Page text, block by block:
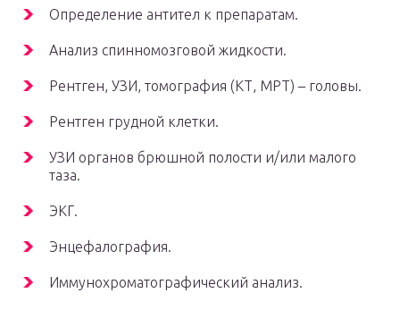
Определение антител к препаратам.
Анализ спинномозговой жидкости.
Рентген, УЗИ, томография (КТ, МРТ) – головы.
Рентген грудной клетки.
УЗИ органов брюшной полости и/или малого
таза.
ЭКГ.
Энцефалография.
Иммунохроматографический анализ.